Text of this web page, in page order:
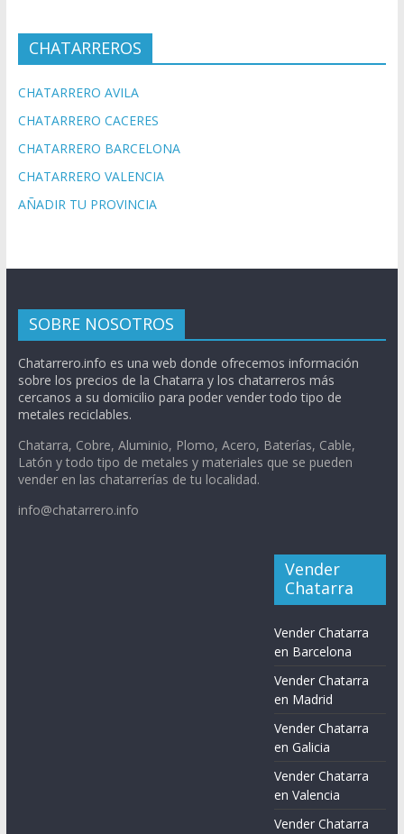
CHATARREROS
CHATARRERO AVILA
CHATARRERO CACERES
CHATARRERO BARCELONA
CHATARRERO VALENCIA
AÑADIR TU PROVINCIA
SOBRE NOSOTROS
Chatarrero.info es una web donde ofrecemos información
sobre los precios de la Chatarra y los chatarreros más
cercanos a su domicilio para poder vender todo tipo de
metales reciclables.
Chatarra, Cobre, Aluminio, Plomo, Acero, Baterías, Cable,
Latón y todo tipo de metales y materiales que se pueden
vender en las chatarrerías de tu localidad.
info@chatarrero.info
Vender
Chatarra
Vender Chatarra
en Barcelona
Vender Chatarra
en Madrid
Vender Chatarra
en Galicia
Vender Chatarra
en Valencia
Vender Chatarra